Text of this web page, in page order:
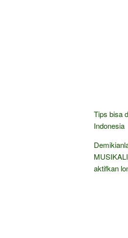
Tips bisa
Indonesia
aktifkan